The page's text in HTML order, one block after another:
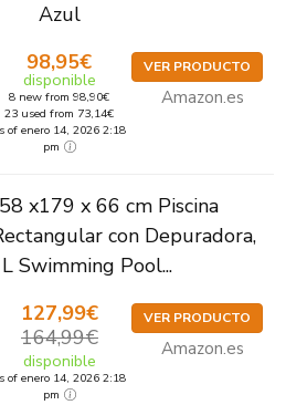
Azul
98,95€
disponible
8 new from 98,90€
23 used from 73,14€
of enero 14, 2026 2:18
pm
VER PRODUCTO
Amazon.es
x179 x 66 cm Piscina
con Depuradora,
Swimming Pool...
127,99€
164,99€
disponible
of enero 14, 2026 2:18
pm
VER PRODUCTO
Amazon.es